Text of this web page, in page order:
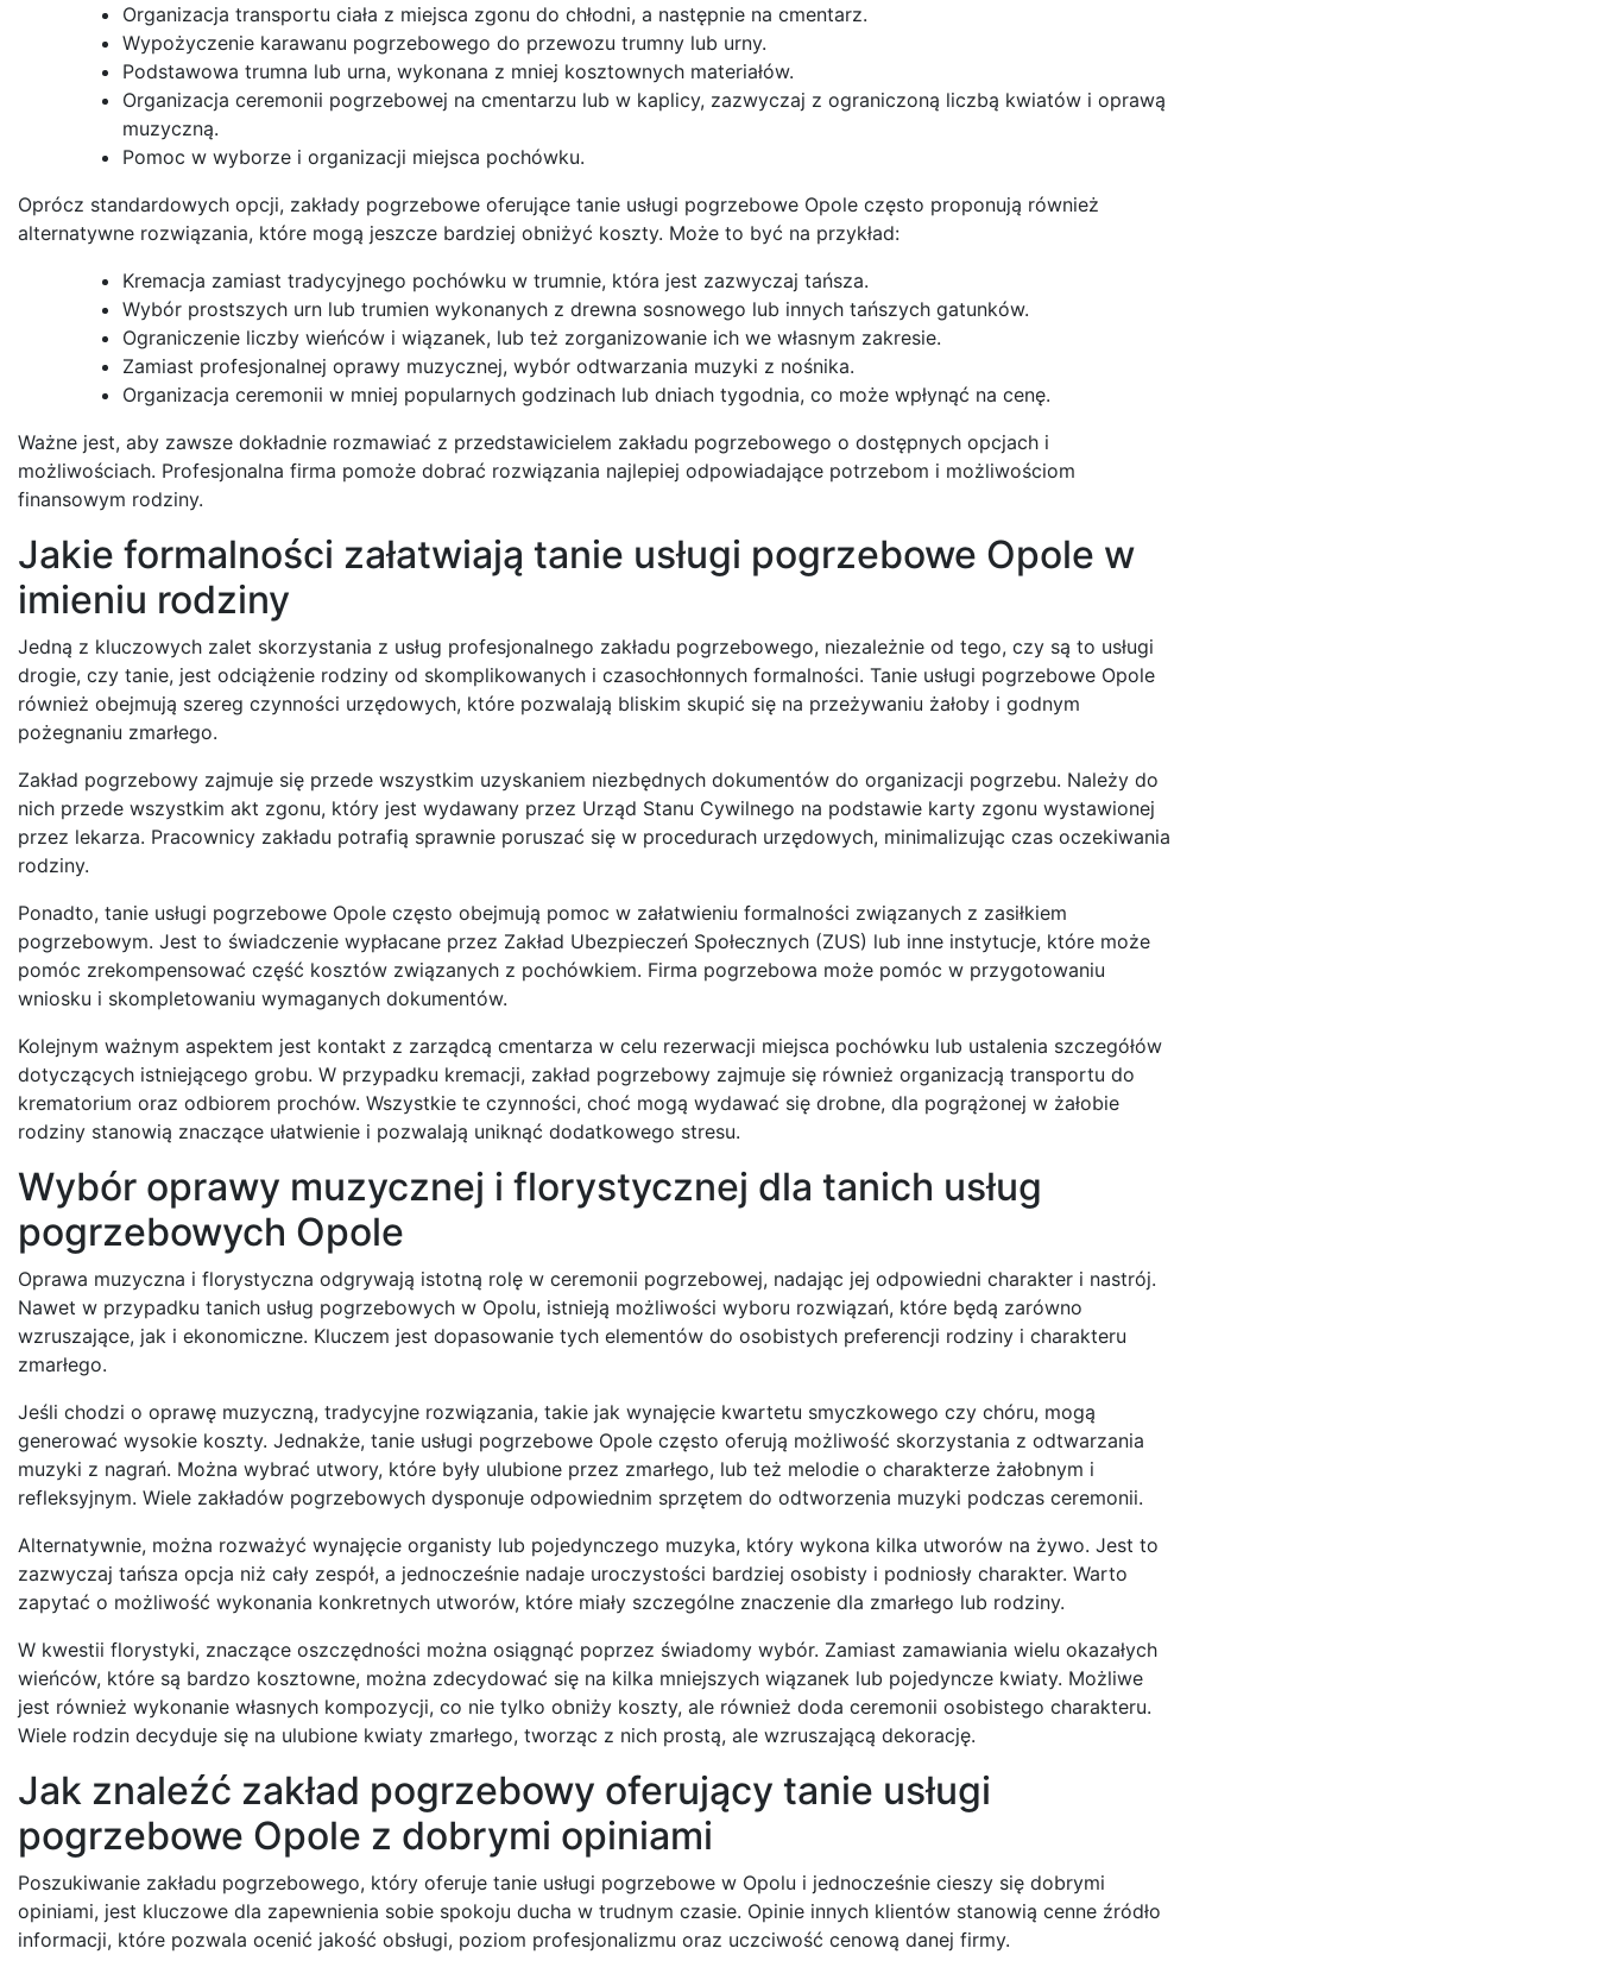
Organizacja transportu ciała z miejsca zgonu do chłodni, a następnie na cmentarz.
Wypożyczenie karawanu pogrzebowego do przewozu trumny lub urny.
Podstawowa trumna lub urna, wykonana z mniej kosztownych materiałów.
Organizacja ceremonii pogrzebowej na cmentarzu lub w kaplicy, zazwyczaj z ograniczoną liczbą kwiatów i oprawą
muzyczną.
Pomoc w wyborze i organizacji miejsca pochówku.
Oprócz standardowych opcji, zakłady pogrzebowe oferujące tanie usługi pogrzebowe Opole często proponują również
alternatywne rozwiązania, które mogą jeszcze bardziej obniżyć koszty. Może to być na przykład:
Kremacja zamiast tradycyjnego pochówku w trumnie, która jest zazwyczaj tańsza.
Wybór prostszych urn lub trumien wykonanych z drewna sosnowego lub innych tańszych gatunków.
Ograniczenie liczby wieńców i wiązanek, lub też zorganizowanie ich we własnym zakresie.
Zamiast profesjonalnej oprawy muzycznej, wybór odtwarzania muzyki z nośnika.
Organizacja ceremonii w mniej popularnych godzinach lub dniach tygodnia, co może wpłynąć na cenę.
Ważne jest, aby zawsze dokładnie rozmawiać z przedstawicielem zakładu pogrzebowego o dostępnych opcjach i
możliwościach. Profesjonalna firma pomoże dobrać rozwiązania najlepiej odpowiadające potrzebom i możliwościom
finansowym rodziny.
Jakie formalności załatwiają tanie usługi pogrzebowe Opole w
imieniu rodziny
Jedną z kluczowych zalet skorzystania z usług profesjonalnego zakładu pogrzebowego, niezależnie od tego, czy są to usługi
drogie, czy tanie, jest odciążenie rodziny od skomplikowanych i czasochłonnych formalności. Tanie usługi pogrzebowe Opole
również obejmują szereg czynności urzędowych, które pozwalają bliskim skupić się na przeżywaniu żałoby i godnym
pożegnaniu zmarłego.
Zakład pogrzebowy zajmuje się przede wszystkim uzyskaniem niezbędnych dokumentów do organizacji pogrzebu. Należy do
nich przede wszystkim akt zgonu, który jest wydawany przez Urząd Stanu Cywilnego na podstawie karty zgonu wystawionej
przez lekarza. Pracownicy zakładu potrafią sprawnie poruszać się w procedurach urzędowych, minimalizując czas oczekiwania
rodziny.
Ponadto, tanie usługi pogrzebowe Opole często obejmują pomoc w załatwieniu formalności związanych z zasiłkiem
pogrzebowym. Jest to świadczenie wypłacane przez Zakład Ubezpieczeń Społecznych (ZUS) lub inne instytucje, które może
pomóc zrekompensować część kosztów związanych z pochówkiem. Firma pogrzebowa może pomóc w przygotowaniu
wniosku i skompletowaniu wymaganych dokumentów.
Kolejnym ważnym aspektem jest kontakt z zarządcą cmentarza w celu rezerwacji miejsca pochówku lub ustalenia szczegółów
dotyczących istniejącego grobu. W przypadku kremacji, zakład pogrzebowy zajmuje się również organizacją transportu do
krematorium oraz odbiorem prochów. Wszystkie te czynności, choć mogą wydawać się drobne, dla pogrążonej w żałobie
rodziny stanowią znaczące ułatwienie i pozwalają uniknąć dodatkowego stresu.
Wybór oprawy muzycznej i florystycznej dla tanich usług
pogrzebowych Opole
Oprawa muzyczna i florystyczna odgrywają istotną rolę w ceremonii pogrzebowej, nadając jej odpowiedni charakter i nastrój.
Nawet w przypadku tanich usług pogrzebowych w Opolu, istnieją możliwości wyboru rozwiązań, które będą zarówno
wzruszające, jak i ekonomiczne. Kluczem jest dopasowanie tych elementów do osobistych preferencji rodziny i charakteru
zmarłego.
Jeśli chodzi o oprawę muzyczną, tradycyjne rozwiązania, takie jak wynajęcie kwartetu smyczkowego czy chóru, mogą
generować wysokie koszty. Jednakże, tanie usługi pogrzebowe Opole często oferują możliwość skorzystania z odtwarzania
muzyki z nagrań. Można wybrać utwory, które były ulubione przez zmarłego, lub też melodie o charakterze żałobnym i
refleksyjnym. Wiele zakładów pogrzebowych dysponuje odpowiednim sprzętem do odtworzenia muzyki podczas ceremonii.
Alternatywnie, można rozważyć wynajęcie organisty lub pojedynczego muzyka, który wykona kilka utworów na żywo. Jest to
zazwyczaj tańsza opcja niż cały zespół, a jednocześnie nadaje uroczystości bardziej osobisty i podniosły charakter. Warto
zapytać o możliwość wykonania konkretnych utworów, które miały szczególne znaczenie dla zmarłego lub rodziny.
W kwestii florystyki, znaczące oszczędności można osiągnąć poprzez świadomy wybór. Zamiast zamawiania wielu okazałych
wieńców, które są bardzo kosztowne, można zdecydować się na kilka mniejszych wiązanek lub pojedyncze kwiaty. Możliwe
jest również wykonanie własnych kompozycji, co nie tylko obniży koszty, ale również doda ceremonii osobistego charakteru.
Wiele rodzin decyduje się na ulubione kwiaty zmarłego, tworząc z nich prostą, ale wzruszającą dekorację.
Jak znaleźć zakład pogrzebowy oferujący tanie usługi
pogrzebowe Opole z dobrymi opiniami
Poszukiwanie zakładu pogrzebowego, który oferuje tanie usługi pogrzebowe w Opolu i jednocześnie cieszy się dobrymi
opiniami, jest kluczowe dla zapewnienia sobie spokoju ducha w trudnym czasie. Opinie innych klientów stanowią cenne źródło
informacji, które pozwala ocenić jakość obsługi, poziom profesjonalizmu oraz uczciwość cenową danej firmy.